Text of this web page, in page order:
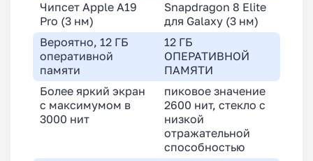
Чипсет Apple A19
Pro (3 нм)
Snapdragon 8 Elite
для Galaxy (3 нм)
Вероятно, 12 ГБ
оперативной
памяти
12 ГБ
ОПЕРАТИВНОЙ
ПАМЯТИ
Более яркий экран
с максимумом в
3000 нит
пиковое значение
2600 нит, стекло с
низкой
отражательной
способностью